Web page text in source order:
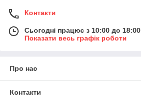
Контакти
Сьогодні працює з 10:00 до 18:00
Показати весь графік роботи
Про нас
Контакти